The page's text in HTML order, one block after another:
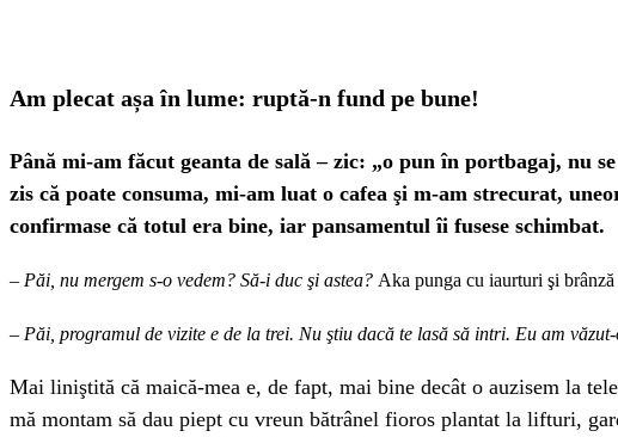
Am plecat așa în lume: ruptă-n fund pe bune!
Până mi-am făcut geanta de sală – zic: „o pun în portbagaj, nu
zis că poate consuma, mi-am luat o cafea şi m-am strecurat,
confirmase că totul era bine, iar pansamentul îi fusese schimbat.
– Păi, nu mergem s-o vedem? Să-i duc şi astea? Aka punga cu iaurturi şi brânză
– Păi, programul de vizite e de la trei. Nu ştiu dacă te lasă să intri. Eu am
Mai liniştită că maică-mea e, de fapt, mai bine decât o auzisem la
mă montam să dau piept cu vreun bătrânel fioros plantat la lifturi,